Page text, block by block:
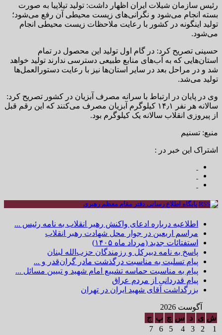
رئیس سازمان شیلات ایران اظهار داشت: تولید تیلاپیا به صورت
بسته انجام می‌شود و نگرانی‌های زیست محیطی آن رفع می‌شود؛
تولید اینگونه در کشور با رعایت ملاحظات زیست محیطی انجام
می‌شود.
حسینی تصریح کرد: در گام اول تولید این محصول در تمام
استان‌هایی که به آب‌های منابع طبیعی دسترسی ندارند تولید خواهد
شد و در مراحل بعد در سایر استان‌ها نیز با رعایت دستورالعمل‌ها
تولید می‌شد.
وی در پایان در ارتباط با سرانه مصرف آبزیان در کشور تصریح کرد:
سالانه هر نفر ۱۴٫۱ کیلوگرم آبزیان مصرف می‌کنند که این رقم قبل
از پیروزی انقلاب سالانه یک کیلوگرم بود.
منبع: تسنیم
اشتراک این خبر در :
پایگاه اطلاع رسانی دفتر مقام معظم رهبری
اطلاعیه درباره ادعای واکنش رهبر انقلاب به نامه رئیس ...
مراسم اربعین در جوار محل شهادت رهبر انقلاب
استفتائات جدید (مرداد ماه ۱۴۰۵)
پاسخ به نامه دبیرکل و رزمندگان حزب‌الله لبنان
پیام تسلیت به مناسبت درگذشت مادر گران‌قدر و ...
پیام به مناسبت حماسه تشییع امام شهید و تبیین مسائل ...
پیام قدردانی از مردم عراق
بزرگداشت آقای شهید ایران در تهران
آگوست 2026
ش ی د س چ پ ج
1
2
3
4
5
6
7